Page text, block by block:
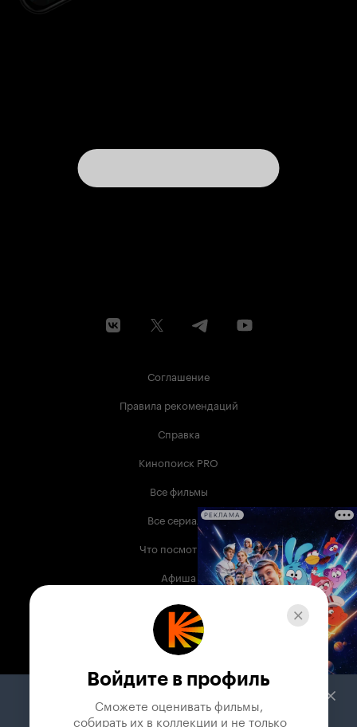
Соглашение
Правила рекомендаций
Справка
Кинопоиск PRO
Все фильмы
Все сериалы
Что посмотреть
Афиша
Музыка
Телепрограмма
Служба поддержки
РЕКЛАМА
Войдите в профиль
Сможете оценивать фильмы,
собирать их в коллекции и не только